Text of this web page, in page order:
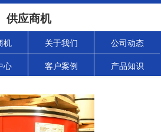
供应商机
机 关于我们 公司动态
心 客户案例 产品知识